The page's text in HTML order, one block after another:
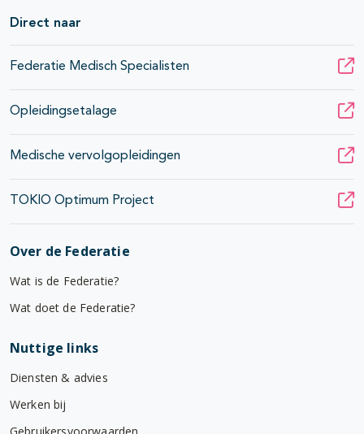
Direct naar
Federatie Medisch Specialisten
Opleidingsetalage
Medische vervolgopleidingen
TOKIO Optimum Project
Over de Federatie
Wat is de Federatie?
Wat doet de Federatie?
Nuttige links
Diensten & advies
Werken bij